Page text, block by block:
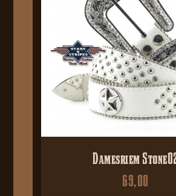
Damesriem
69,00